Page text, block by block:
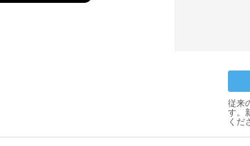
従来
す。
くだ